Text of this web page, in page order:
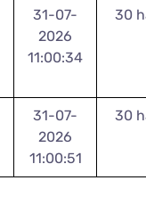
31-07-
2026
11:00:34
30
31-07-
2026
11:00:51
30